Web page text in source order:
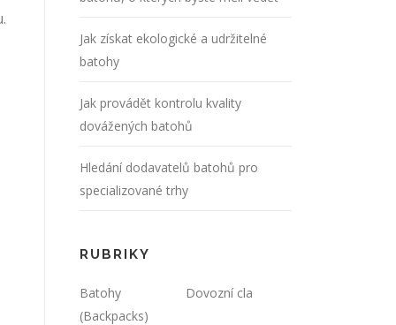
Jak získat ekologické a udržitelné
batohy
Jak provádět kontrolu kvality
dovážených batohů
Hledání dodavatelů batohů pro
specializované trhy
RUBRIKY
Batohy
(Backpacks)
Dovozní cla